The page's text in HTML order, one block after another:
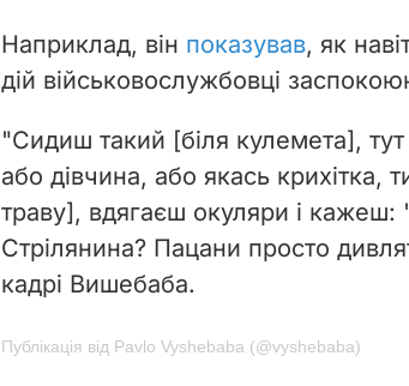
Наприклад, він показував, як
дій військовослужбовці
"Сидиш такий [біля кулемета],
або дівчина, або якась крихітка,
траву], вдягаєш окуляри і кажеш:
Стрілянина? Пацани просто
кадрі Вишебаба.
Публікація від Pavlo Vyshebaba (@vyshebaba)